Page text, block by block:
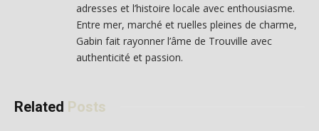
adresses et l’histoire locale avec enthousiasme.
Entre mer, marché et ruelles pleines de charme,
Gabin fait rayonner l’âme de Trouville avec
authenticité et passion.
Related Posts